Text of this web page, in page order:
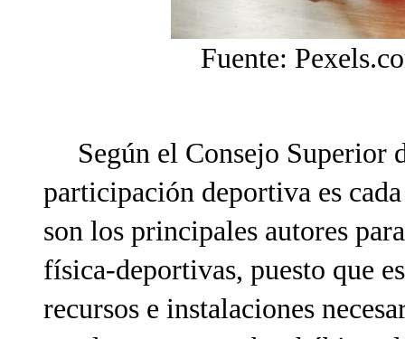
Fuente:
Según el Consejo Superior
participación deportiva es
son los principales autores
física-deportivas, puesto que
recursos e instalaciones